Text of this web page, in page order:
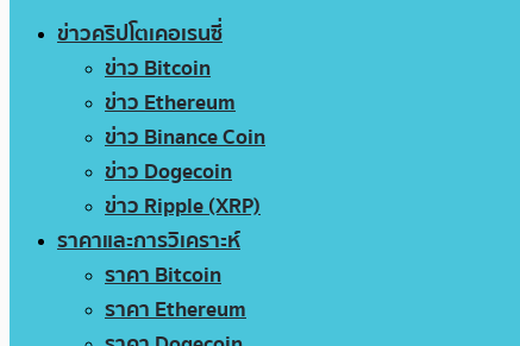
ข่าวคริปโตเคอเรนซี่
ข่าว Bitcoin
ข่าว Ethereum
ข่าว Binance Coin
ข่าว Dogecoin
ข่าว Ripple (XRP)
ราคาและการวิเคราะห์
ราคา Bitcoin
ราคา Ethereum